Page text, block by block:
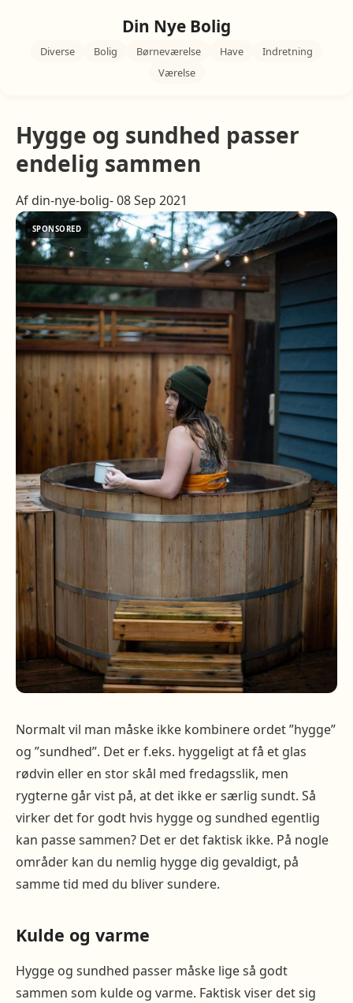
Din Nye Bolig
Diverse Bolig Børneværelse Have
Indretning
Værelse
Hygge og sundhed passer
endelig sammen
Af din-nye-bolig- 08 Sep 2021
Normalt vil man måske ikke kombinere ordet ”hygge”
og ”sundhed”. Det er f.eks. hyggeligt at få et glas
rødvin eller en stor skål med fredagsslik, men
rygterne går vist på, at det ikke er særlig sundt. Så
virker det for godt hvis hygge og sundhed egentlig
kan passe sammen? Det er det faktisk ikke. På nogle
områder kan du nemlig hygge dig gevaldigt, på
samme tid med du bliver sundere.
Kulde og varme
Hygge og sundhed passer måske lige så godt
sammen som kulde og varme. Faktisk viser det sig